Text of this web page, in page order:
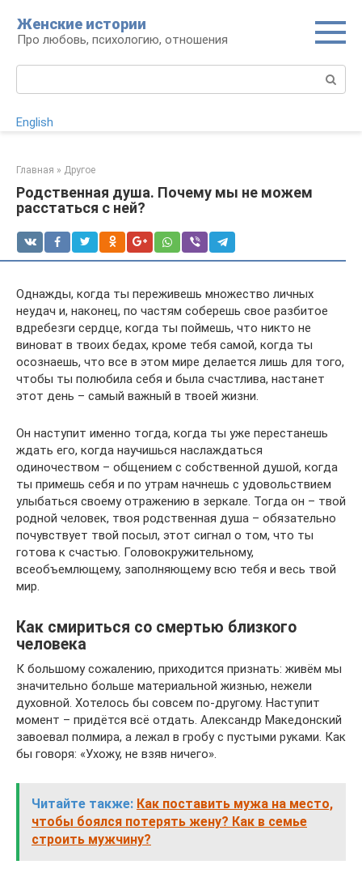
контенту
Женские истории
Про любовь, психологию, отношения
English
Главная » Другое
Родственная душа. Почему мы не можем
расстаться с ней?
Однажды, когда ты переживешь множество личных
неудач и, наконец, по частям соберешь свое разбитое
вдребезги сердце, когда ты поймешь, что никто не
виноват в твоих бедах, кроме тебя самой, когда ты
осознаешь, что все в этом мире делается лишь для того,
чтобы ты полюбила себя и была счастлива, настанет
этот день – самый важный в твоей жизни.
Он наступит именно тогда, когда ты уже перестанешь
ждать его, когда научишься наслаждаться
одиночеством – общением с собственной душой, когда
ты примешь себя и по утрам начнешь с удовольствием
улыбаться своему отражению в зеркале. Тогда он – твой
родной человек, твоя родственная душа – обязательно
почувствует твой посыл, этот сигнал о том, что ты
готова к счастью. Головокружительному,
всеобъемлющему, заполняющему всю тебя и весь твой
мир.
Как смириться со смертью близкого
человека
К большому сожалению, приходится признать: живём мы
значительно больше материальной жизнью, нежели
духовной. Хотелось бы совсем по-другому. Наступит
момент – придётся всё отдать. Александр Македонский
завоевал полмира, а лежал в гробу с пустыми руками. Как
бы говоря: «Ухожу, не взяв ничего».
Читайте также: Как поставить мужа на место,
чтобы боялся потерять жену? Как в семье
строить мужчину?